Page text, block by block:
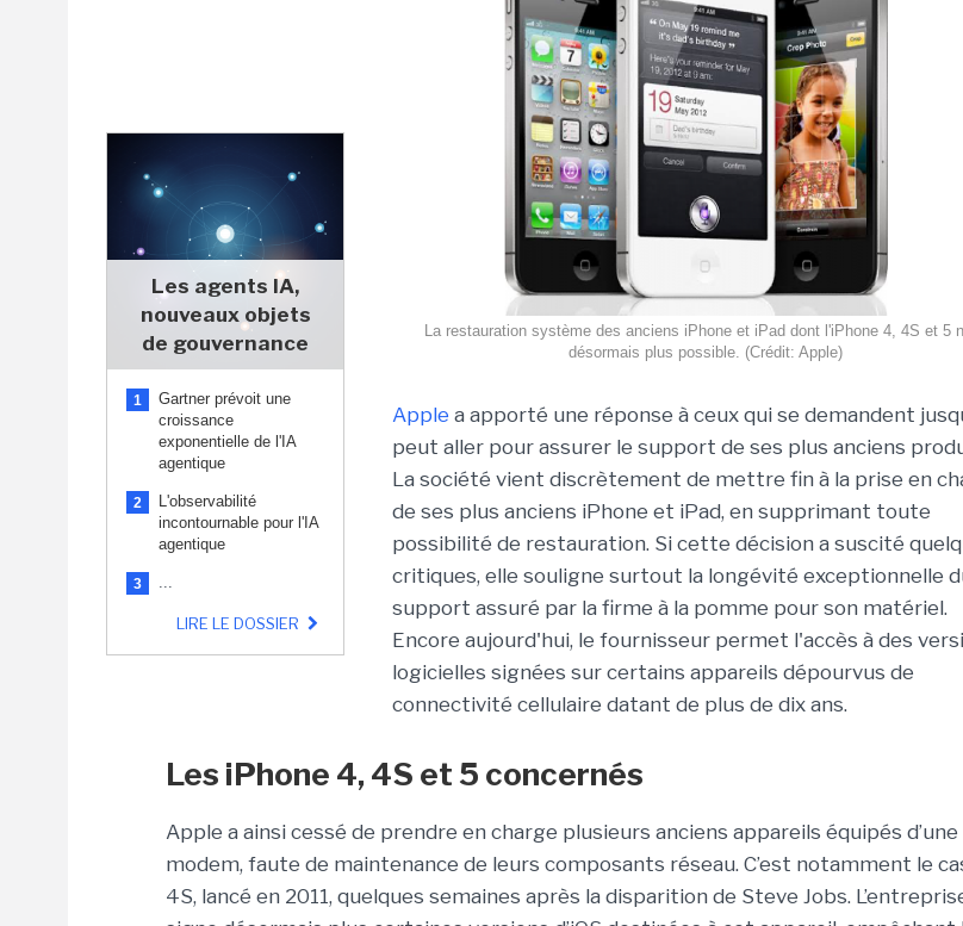
Les agents IA,
nouveaux objets
de gouvernance
1
Gartner prévoit une
croissance
exponentielle de l'IA
agentique
2
L'observabilité
incontournable pour l'IA
agentique
3 ...
LIRE LE DOSSIER
La restauration système des anciens iPhone et iPad dont l'iPhone 4, 4S et 5
désormais plus possible. (Crédit: Apple)
Apple a apporté une réponse à ceux qui se demandent
peut aller pour assurer le support de ses plus anciens
La société vient discrètement de mettre fin à la prise en
de ses plus anciens iPhone et iPad, en supprimant toute
possibilité de restauration. Si cette décision a suscité
critiques, elle souligne surtout la longévité exceptionnelle
support assuré par la firme à la pomme pour son matériel.
Encore aujourd'hui, le fournisseur permet l'accès à des
logicielles signées sur certains appareils dépourvus de
connectivité cellulaire datant de plus de dix ans.
Les iPhone 4, 4S et 5 concernés
Apple a ainsi cessé de prendre en charge plusieurs anciens appareils équipés d’une
modem, faute de maintenance de leurs composants réseau. C’est notamment le
4S, lancé en 2011, quelques semaines après la disparition de Steve Jobs.